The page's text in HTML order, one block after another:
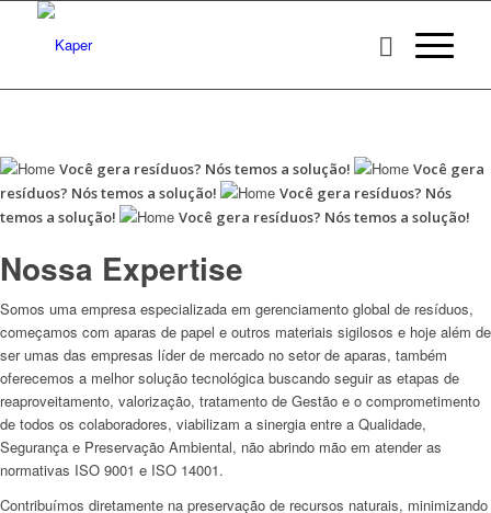
Você gera resíduos? Nós temos a solução!
Você gera
resíduos? Nós temos a solução! Você gera resíduos? Nós
temos a solução!
Você gera resíduos? Nós temos a solução!
Nossa Expertise
Somos uma empresa especializada em gerenciamento global de resíduos,
começamos com aparas de papel e outros materiais sigilosos e hoje além de
ser umas das empresas líder de mercado no setor de aparas, também
oferecemos a melhor solução tecnológica buscando seguir as etapas de
reaproveitamento, valorização, tratamento de Gestão e o comprometimento
de todos os colaboradores, viabilizam a sinergia entre a Qualidade,
Segurança e Preservação Ambiental, não abrindo mão em atender as
normativas ISO 9001 e ISO 14001.
Contribuímos diretamente na preservação de recursos naturais, minimizando